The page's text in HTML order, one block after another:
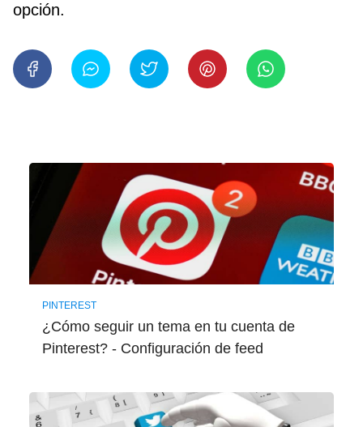
opción.
PINTEREST
¿Cómo seguir un tema en tu cuenta de
Pinterest? - Configuración de feed